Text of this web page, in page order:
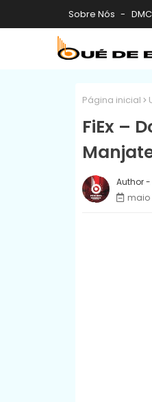
Sobre Nós
Página inicial
FiEx –
maio